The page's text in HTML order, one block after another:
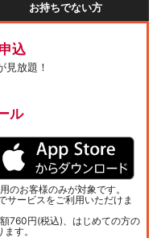
お持ちでない方
込
見放題！
ル
のお客様のみが対象です。
サービスをご利用いただけま
760円(税込)、はじめての方の
す。